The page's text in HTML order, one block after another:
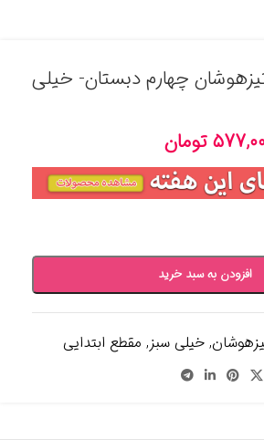
چهارم دبستان- خیلی
تومان
افزودن به سبد خرید
, خیلی سبز, مقطع ابتدایی